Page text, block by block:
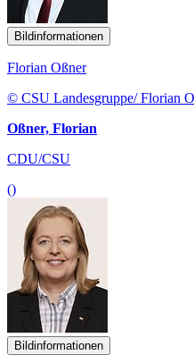
Bildinformationen
Florian Oßner
© CSU Landesgruppe/ Florian
Oßner, Florian
CDU/CSU
()
Bildinformationen